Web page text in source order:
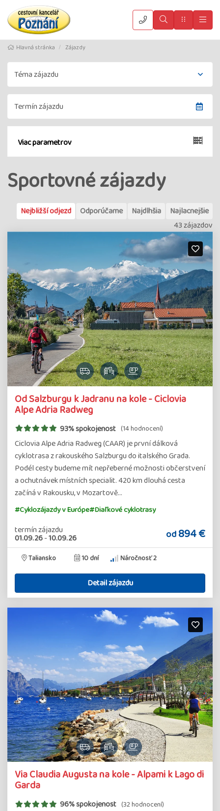
VyhledatMenu
Hlavná stránka Zájazdy
Viac parametrov
Sportovné zájazdy
Nejbližší odjezd Odporúčame Najdlhšia
Najlacnejšie
43 zájazdov
Od Salzburgu k Jadranu na kole - Ciclovia
Alpe Adria Radweg
93% spokojenost (14 hodnocení)
Ciclovia Alpe Adria Radweg (CAAR) je první dálková
cyklotrasa z rakouského Salzburgu do italského Grada.
Podél cesty budeme mít nepřeberné možnosti občerstvení
a ochutnávek místních specialit. 420 km dlouhá cesta
začíná v Rakousku, v Mozartově…
#Cyklozájazdy v Európe#Diaľkové cyklotrasy
termín zájazdu
01.09.26-10.09.26 od894 €
Taliansko 10 dní Náročnosť 2
Detail zájazdu
Via Claudia Augusta na kole - Alpami k Lago di
Garda
96% spokojenost (32 hodnocení)